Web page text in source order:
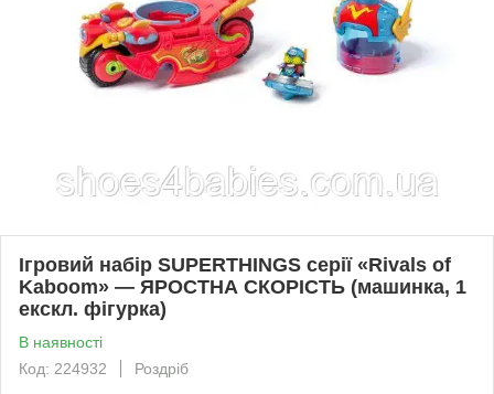
Ігровий набір SUPERTHINGS серії «Rivals of
Kaboom» — ЯРОСТНА СКОРІСТЬ (машинка, 1
екскл. фігурка)
В наявності
Код: 224932
Роздріб